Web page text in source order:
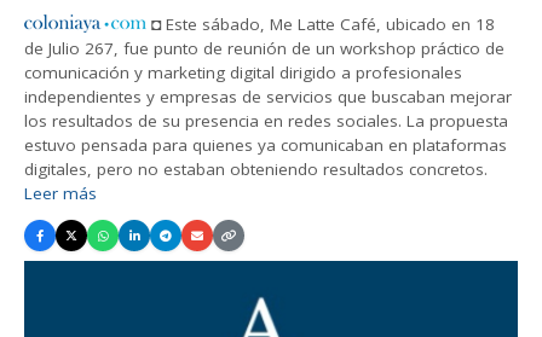
◘ Este sábado, Me Latte Café, ubicado en 18
de Julio 267, fue punto de reunión de un workshop práctico de
comunicación y marketing digital dirigido a profesionales
independientes y empresas de servicios que buscaban mejorar
los resultados de su presencia en redes sociales. La propuesta
estuvo pensada para quienes ya comunicaban en plataformas
digitales, pero no estaban obteniendo resultados concretos.
Leer más